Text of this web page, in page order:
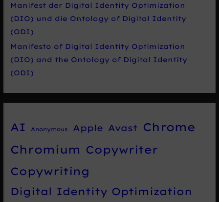
Manifest der Digital Identity Optimization
(DIO) und die Ontology of Digital Identity
(ODI)
Manifesto of Digital Identity Optimization
(DIO) and the Ontology of Digital Identity
(ODI)
AI Anonymous Apple Avast
Chrome
Chromium Copywriter
Copywriting
Digital Identity Optimization